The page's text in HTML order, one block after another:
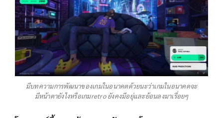
มีบทความการพัฒนาของเกมในอนาคตด้วยนะว่าเกมในอนาคตจะ
มีหน้าตายังไงหรือเกมretro ยังคงมีอยุ่และย้อนลงมาเรื่อยๆ